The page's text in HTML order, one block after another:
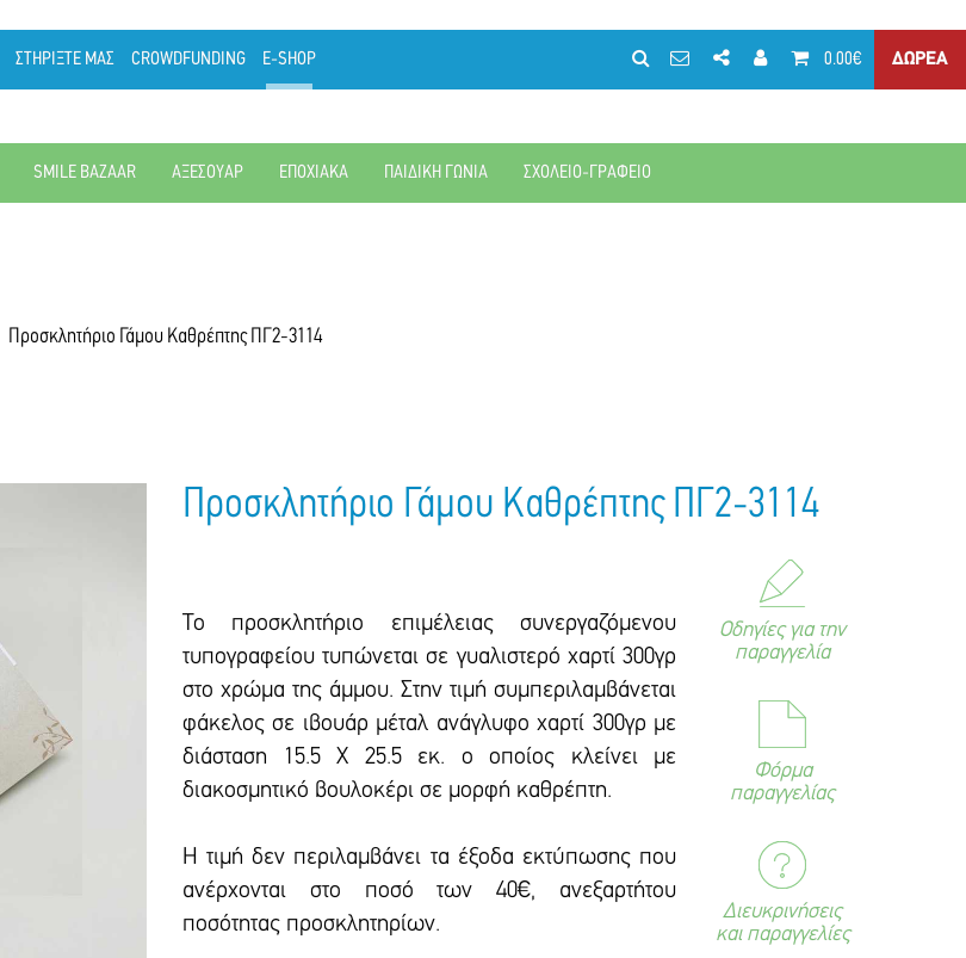
ΣΤΗΡΙΞΤΕ ΜΑΣ CROWDFUNDING E-SHOP 0.00€ ΔΩΡΕΑ
SMILE BAZAAR ΑΞΕΣΟΥΑΡ ΕΠΟΧΙΑΚΑ ΠΑΙΔΙΚΗ ΓΩΝΙΑ ΣΧΟΛΕΙΟ-ΓΡΑΦΕΙΟ
Προσκλητήριο Γάμου Καθρέπτης ΠΓ2-3114
Προσκλητήριο Γάμου Καθρέπτης ΠΓ2-3114
Το προσκλητήριο επιμέλειας συνεργαζόμενου
τυπογραφείου τυπώνεται σε γυαλιστερό χαρτί 300γρ
στο χρώμα της άμμου. Στην τιμή συμπεριλαμβάνεται
φάκελος σε ιβουάρ μέταλ ανάγλυφο χαρτί 300γρ με
διάσταση 15.5 Χ 25.5 εκ. ο οποίος κλείνει με
διακοσμητικό βουλοκέρι σε μορφή καθρέπτη.
Η τιμή δεν περιλαμβάνει τα έξοδα εκτύπωσης που
ανέρχονται στο ποσό των 40€, ανεξαρτήτου
ποσότητας προσκλητηρίων.
Οδηγίες για την
παραγγελία
Φόρμα
παραγγελίας
Διευκρινήσεις
και παραγγελίες